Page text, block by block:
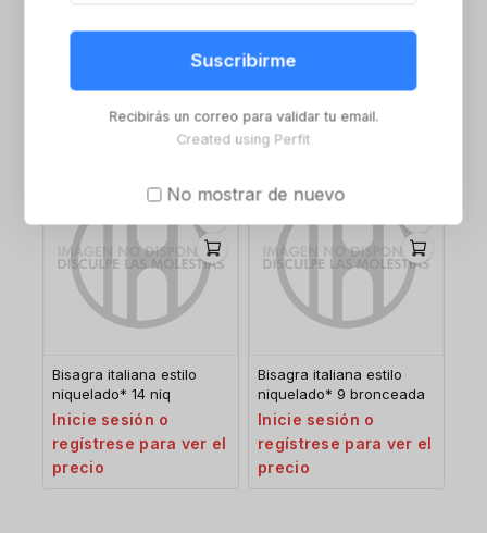
niquelado* 7 larga
13mm centrada
Inicie sesión o
regístrese para ver el
precio
Bisagra italiana estilo
niquelado* 14 niq
Inicie sesión o
regístrese para ver el
precio
Bisagra italiana estilo
niquelado* 9 bronceada
Inicie sesión o
regístrese para ver el
precio
Suscribirme
Recibirás un correo para validar tu email.
Created using Perfit
No mostrar de nuevo